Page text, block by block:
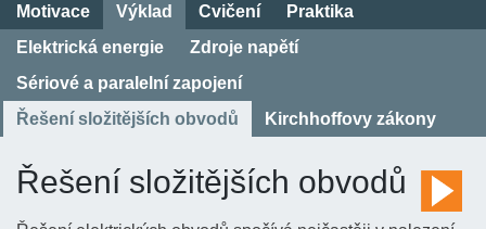
Motivace
Výklad Cvičení
Praktika
Elektrická energie
Zdroje napětí
Sériové a paralelní zapojení
Řešení složitějších obvodů
Kirchhoffovy zákony
Řešení složitějších obvodů